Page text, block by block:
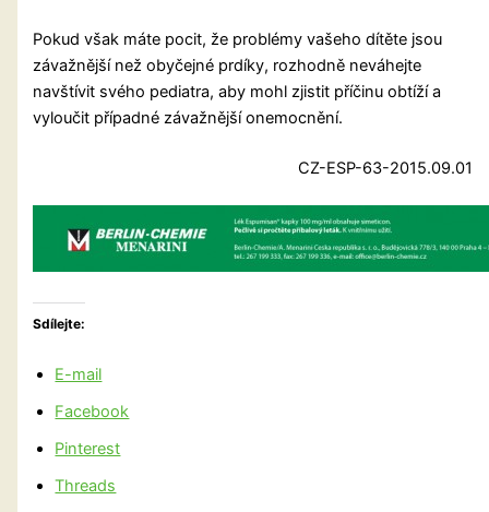
Pokud však máte pocit, že problémy vašeho dítěte jsou
závažnější než obyčejné prdíky, rozhodně neváhejte
navštívit svého pediatra, aby mohl zjistit příčinu obtíží a
vyloučit případné závažnější onemocnění.
CZ-ESP-63-2015.09.01
Sdílejte:
E-mail
Facebook
Pinterest
Threads